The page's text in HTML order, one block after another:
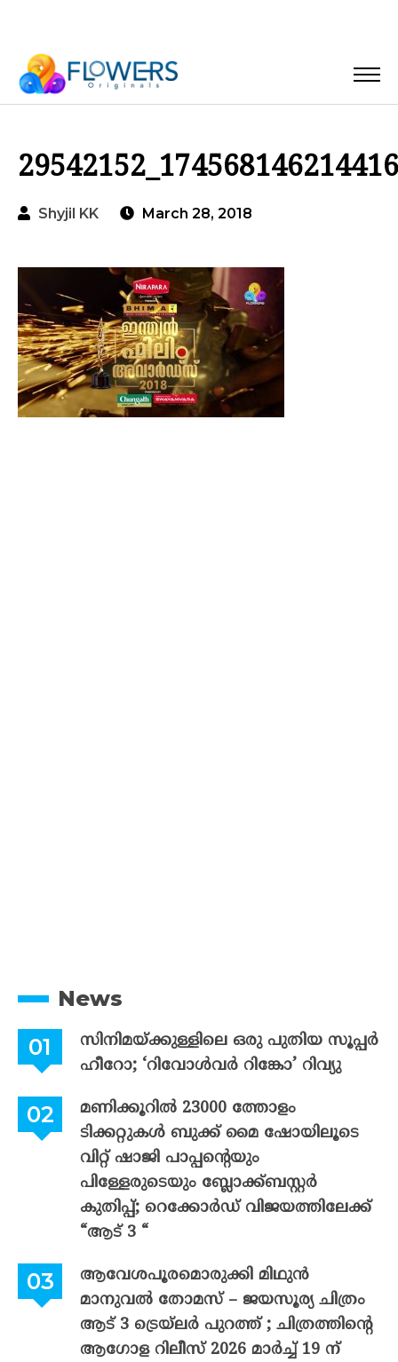
Shyjil KK March 28, 2018
News
സിനിമയ്ക്കുള്ളിലെ ഒരു പുതിയ സൂപ്പർ
ഹീറോ; ‘റിവോൾവർ റിങ്കോ’ റിവ്യു
മണിക്കൂറിൽ 23000 ത്തോളം
ടിക്കറ്റുകൾ ബുക്ക് മൈ ഷോയിലൂടെ
വിറ്റ് ഷാജി പാപ്പന്റെയും
പിള്ളേരുടെയും ബ്ലോക്ക്ബസ്റ്റർ
കുതിപ്പ്; റെക്കോർഡ് വിജയത്തിലേക്ക്
“ആട് 3 “
ആവേശപൂരമൊരുക്കി മിഥുൻ
മാനുവൽ തോമസ് – ജയസൂര്യ ചിത്രം
ആട് 3 ട്രെയ്‌ലർ പുറത്ത് ; ചിത്രത്തിന്റെ
ആഗോള റിലീസ് 2026 മാർച്ച് 19 ന്